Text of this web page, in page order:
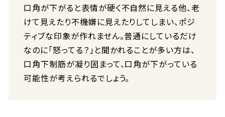
口角が下がると表情が硬く不自然に見える他、老
けて見えたり不機嫌に見えたりしてしまい、ポジ
ティブな印象が作れません。普通にしているだけ
なのに「怒ってる？」と聞かれることが多い方は、
口角下制筋が凝り固まって、口角が下がっている
可能性が考えられるでしょう。